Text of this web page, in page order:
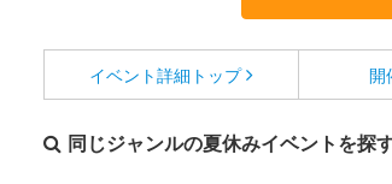
イベント詳細 トップ 開
同じジャンルの夏休みイベントを探